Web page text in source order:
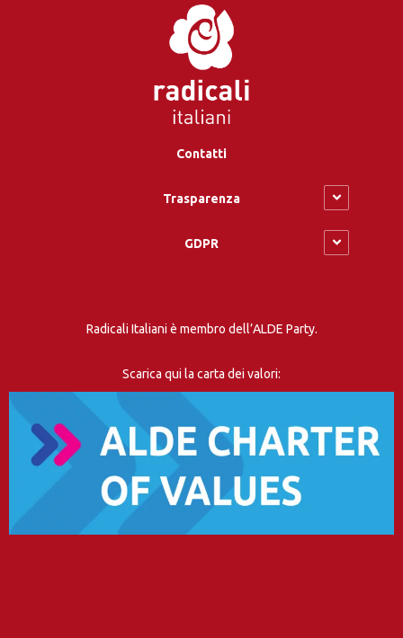
Contatti
Trasparenza
GDPR
Radicali Italiani è membro dell’ALDE Party.
Scarica qui la carta dei valori: